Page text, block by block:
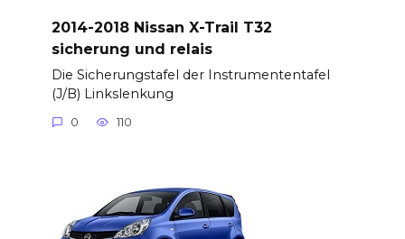
2014-2018 Nissan X-Trail T32
sicherung und relais
Die Sicherungstafel der Instrumententafel
(J/B) Linkslenkung
0 110